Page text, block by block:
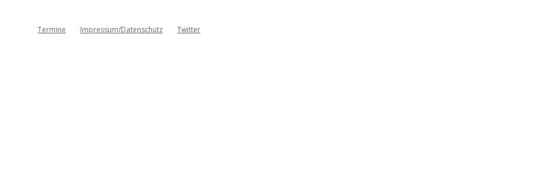
Termine Impressum/Datenschutz Twitter